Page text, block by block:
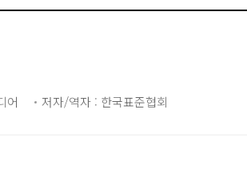
어 저자/역자 : 한국표준협회